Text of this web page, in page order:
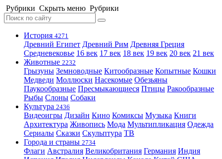
Рубрики Скрыть меню Рубрики
История 4271
Древний Египет Древний Рим Древняя Греция
Средневековье 16 век 17 век 18 век 19 век 20 век 21 век
Животные 2232
Грызуны Земноводные Китообразные Копытные Кошки
Медведи Моллюски Насекомые Обезьяны
Паукообразные Пресмыкающиеся Птицы Ракообразные
Рыбы Слоны Собаки
Культура 2436
Видеоигры Дизайн Кино Комиксы Музыка Книги
Архитектура Живопись Мода Мультипликация Одежда
Сериалы Сказки Скульптура ТВ
Города и страны 2734
Флаги Австралия Великобритания Германия Индия